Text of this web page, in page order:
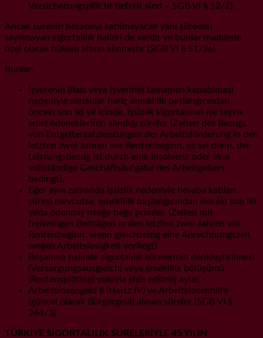
Versicherungspflicht befreit sind – SGB VI § 52/2).
Ancak sürenin hesabına katılmayacak yani süreden
sayılmayan sigortalılık halleri de vardır ve bunlar maddede
özel olarak hüküm altına alınmıştır (SGB VI § 51/3a).
Bunlar;
İşverenin iflası veya işyerinin tamamen kapatılması
nedeniyle alınanlar hariç emeklilik başlangıcından
önceki son iki yıl içinde, işsizlik sigortasının işe teşvik
edici ödeneklerinin alındığı süreler (Zeiten des Bezugs
von Entgeltersatzleistungen der Arbeitsförderung in den
letzten zwei Jahren vor Rentenbeginn, es sei denn, der
Leistungsbezug ist durch eine Insolvenz oder eine
vollständige Geschäftsaufgabe des Arbeitgebers
bedingt),
Eğer aynı zamanda işsizlik nedeniyle hesaba katılan
süresi mevcutsa, emeklilik başlangıcından önceki son iki
yılda ödenmiş isteğe bağlı primler, (Zeiten mit
freiwilligen Beiträgen in den letzten zwei Jahren vor
Rentenbeginn, wenn gleichzeitig eine Anrechnungszeit
wegen Arbeitslosigkeit vorliegt)
Boşanma halinde sigortalılık sürelerinin denkleştirilmesi
(Versorgungsausgleich) veya emeklilik bölüşümü
(Rentensplitting) yoluyla elde edilmiş aylar,
Arbeitslosengeld II (Hartz IV) ve Arbeitslosenhilfe
(güncel olarak Bürgergeld) alınan süreler (SGB VI §
244/3).
TÜRKİYE SİGORTALILIK SÜRELERİYLE 45 YILIN